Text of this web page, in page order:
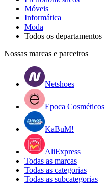
Móveis
Informática
Moda
Todos os departamentos
Nossas marcas e parceiros
Netshoes
Epoca Cosméticos
KaBuM!
AliExpress
Todas as marcas
Todas as categorias
Todas as subcategorias